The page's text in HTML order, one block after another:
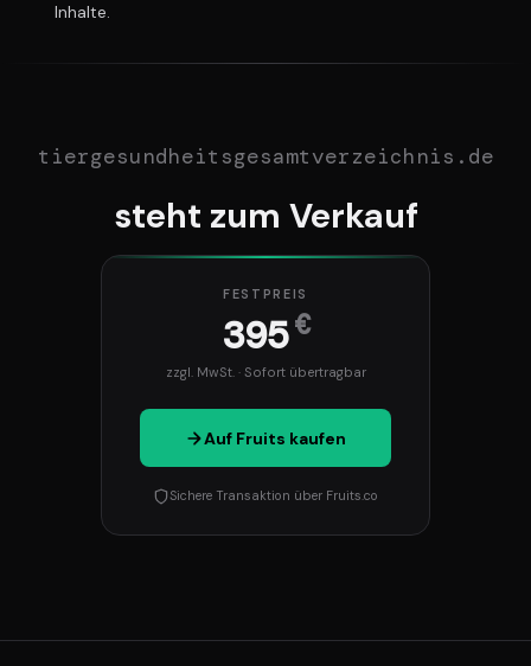
Inhalte.
tiergesundheitsgesamtverzeichnis.de
steht zum Verkauf
FESTPREIS
395€
zzgl. MwSt. · Sofort übertragbar
Auf Fruits kaufen
Sichere Transaktion über Fruits.co